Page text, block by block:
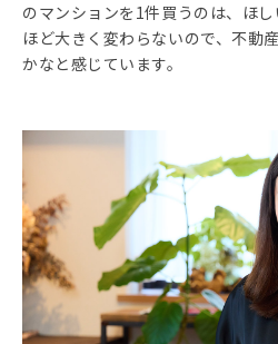
のマンションを1件買うのは、ほ
ほど大きく変わらないので、不動
かなと感じています。